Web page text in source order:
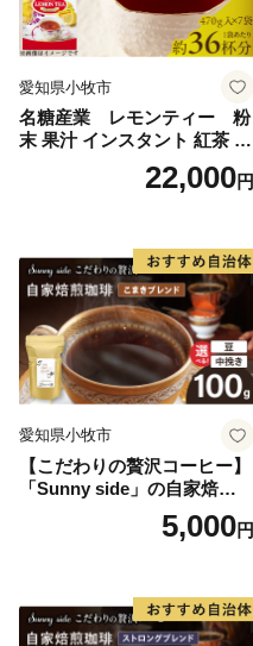
愛知県小牧市
名糖産業 レモンティー 粉
末 果汁 インスタント 紅茶 ビ
タミンC 袋 ロングセラー 粉
末飲料 粉末茶 簡単 手軽 ホッ
22,000円
愛知県小牧市
【こだわりの贅沢コーヒー】
「Sunny side」の自家焙煎珈
琲こまきブレンド（100g）
5,000円